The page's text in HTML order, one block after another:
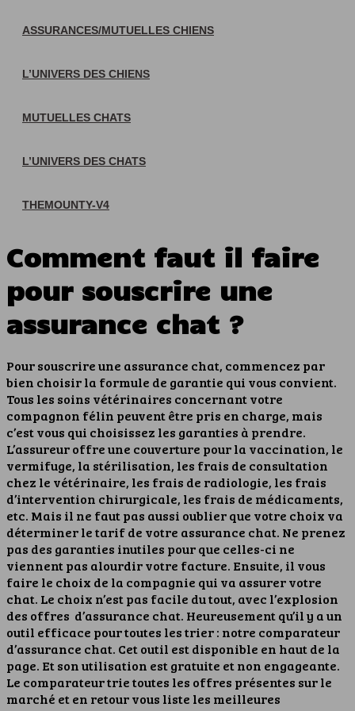
ASSURANCES/MUTUELLES CHIENS
L’UNIVERS DES CHIENS
MUTUELLES CHATS
L’UNIVERS DES CHATS
THEMOUNTY-V4
Comment faut il faire
pour souscrire une
assurance chat ?
Pour souscrire une assurance chat, commencez par
bien choisir la formule de garantie qui vous convient.
Tous les soins vétérinaires concernant votre
compagnon félin peuvent être pris en charge, mais
c’est vous qui choisissez les garanties à prendre.
L’assureur offre une couverture pour la vaccination, le
vermifuge, la stérilisation, les frais de consultation
chez le vétérinaire, les frais de radiologie, les frais
d’intervention chirurgicale, les frais de médicaments,
etc. Mais il ne faut pas aussi oublier que votre choix va
déterminer le tarif de votre assurance chat. Ne prenez
pas des garanties inutiles pour que celles-ci ne
viennent pas alourdir votre facture. Ensuite, il vous
faire le choix de la compagnie qui va assurer votre
chat. Le choix n’est pas facile du tout, avec l’explosion
des offres d’assurance chat. Heureusement qu’il y a un
outil efficace pour toutes les trier : notre comparateur
d’assurance chat. Cet outil est disponible en haut de la
page. Et son utilisation est gratuite et non engageante.
Le comparateur trie toutes les offres présentes sur le
marché et en retour vous liste les meilleures